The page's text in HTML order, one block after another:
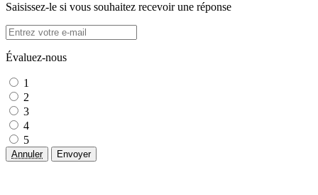
Saisissez-le si vous souhaitez recevoir une réponse
Évaluez-nous
1
2
3
4
5
Annuler Envoyer